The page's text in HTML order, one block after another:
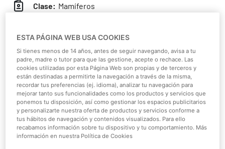
Clase: Mamíferos
Hábitat: Bosque tropical
Dieta:Omnívoro
Peso: 500 g
Tamaño:18-21 cm
ESTA PÁGINA WEB USA COOKIES
Si tienes menos de 14 años, antes de seguir navegando, avisa a tu
padre, madre o tutor para que las gestione, acepte o rechace. Las
cookies utilizadas por esta Página Web son propias y de terceros y
están destinadas a permitirte la navegación a través de la misma,
recordar tus preferencias (ej. idioma), analizar tu navegación para
mejorar tanto sus funcionalidades como los productos y servicios que
ponemos tu disposición, así como gestionar los espacios publicitarios
y personalizarte nuestra oferta de productos y servicios conforme a
tus hábitos de navegación y contenidos visualizados. Para ello
recabamos información sobre tu dispositivo y tu comportamiento. Más
información en nuestra Política de Cookies